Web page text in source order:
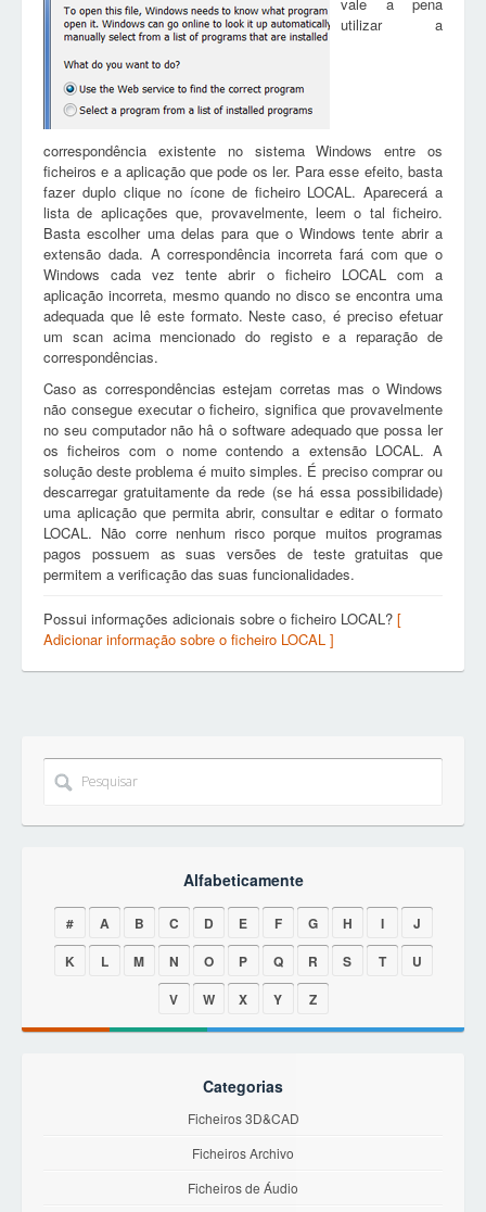
utilizar a
correspondência existente no sistema Windows entre os
ficheiros e a aplicação que pode os ler. Para esse efeito, basta
fazer duplo clique no ícone de ficheiro LOCAL. Aparecerá a
lista de aplicações que, provavelmente, leem o tal ficheiro.
Basta escolher uma delas para que o Windows tente abrir a
extensão dada. A correspondência incorreta fará com que o
Windows cada vez tente abrir o ficheiro LOCAL com a
aplicação incorreta, mesmo quando no disco se encontra uma
adequada que lê este formato. Neste caso, é preciso efetuar
um scan acima mencionado do registo e a reparação de
correspondências.
Caso as correspondências estejam corretas mas o Windows
não consegue executar o ficheiro, significa que provavelmente
no seu computador não hâ o software adequado que possa ler
os ficheiros com o nome contendo a extensão LOCAL. A
solução deste problema é muito simples. É preciso comprar ou
descarregar gratuitamente da rede (se há essa possibilidade)
uma aplicação que permita abrir, consultar e editar o formato
LOCAL. Não corre nenhum risco porque muitos programas
pagos possuem as suas versões de teste gratuitas que
permitem a verificação das suas funcionalidades.
Possui informações adicionais sobre o ficheiro LOCAL? [
Adicionar informação sobre o ficheiro LOCAL ]
Alfabeticamente
# A B C D E F G H I
J
K
L M N O P Q R S T
U
V
W X Y Z
Categorias
Ficheiros 3D&CAD
Ficheiros Archivo
Ficheiros de Áudio